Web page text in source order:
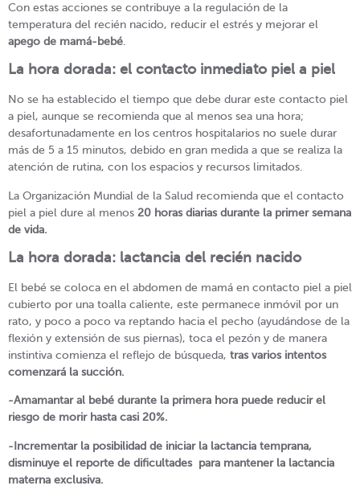
Con estas acciones se contribuye a la regulación de la
temperatura del recién nacido, reducir el estrés y mejorar el
apego de mamá-bebé
La hora dorada: el contacto inmediato piel a piel
No se ha establecido el tiempo que debe durar este contacto piel
a piel, aunque se recomienda que al menos sea una hora;
desafortunadamente en los centros hospitalarios no suele durar
más de 5 a 15 minutos, debido en gran medida a que se realiza la
atención de rutina, con los espacios y recursos limitados.
La Organización Mundial de la Salud recomienda que el contacto
piel a piel dure al menos 20 horas diarias durante la primer semana
de vida.
La hora dorada: lactancia del recién nacido
El bebé se coloca en el abdomen de mamá en contacto piel a piel
cubierto por una toalla caliente, este permanece inmóvil por un
rato, y poco a poco va reptando hacia el pecho (ayudándose de la
flexión y extensión de sus piernas), toca el pezón y de manera
instintiva comienza el reflejo de búsqueda, tras varios intentos
comenzará la succión.
-Amamantar al bebé durante la primera hora puede reducir el
riesgo de morir hasta casi 20%.
-Incrementar la posibilidad de iniciar la lactancia temprana,
disminuye el reporte de dificultades para mantener la lactancia
materna exclusiva.